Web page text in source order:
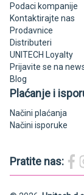
Podaci kompanije
Kontaktirajte nas
Prodavnice
Distributeri
UNITECH Loyalty
Prijavite se na
Blog
Plaćanje i
Načini plaćanja
Načini isporuke
Pratite nas: